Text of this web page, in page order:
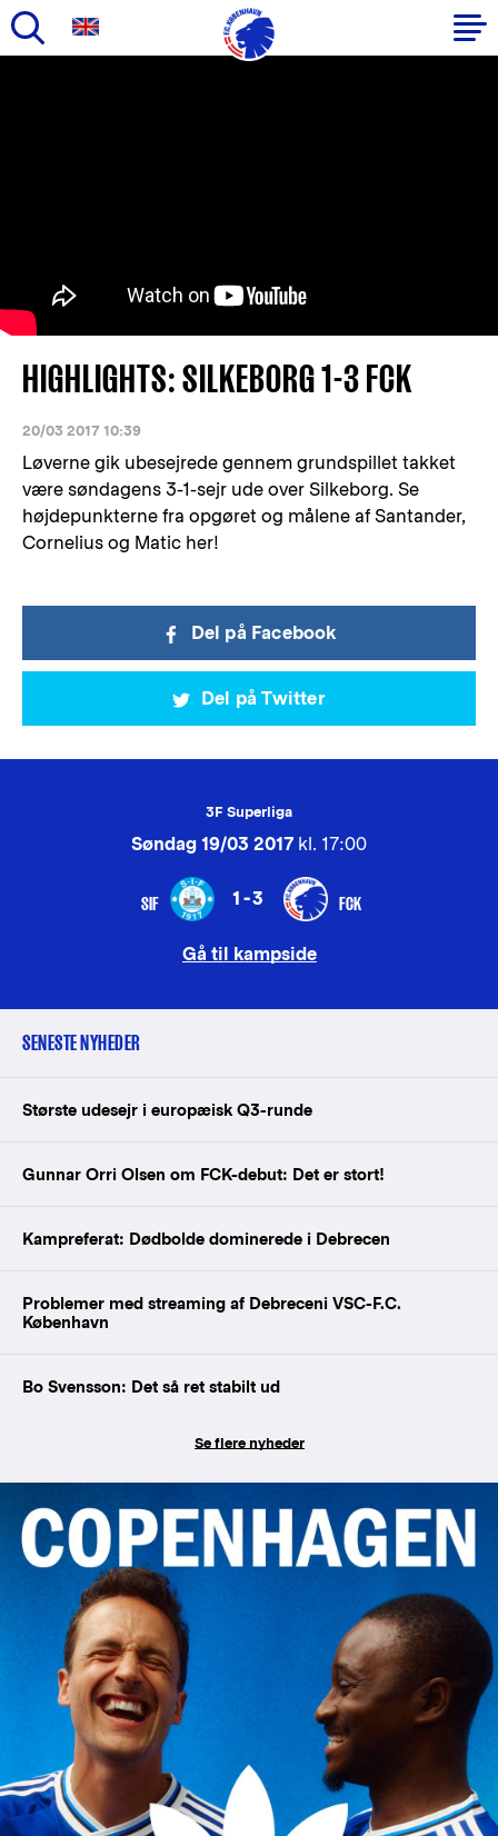
HIGHLIGHTS: SILKEBORG 1-3 FCK
20/03 2017 10:39
Løverne gik ubesejrede gennem grundspillet takket
være søndagens 3-1-sejr ude over Silkeborg. Se
højdepunkterne fra opgøret og målene af Santander,
Cornelius og Matic her!
Del på Facebook
Del på Twitter
3F Superliga
Søndag 19/03 2017 kl. 17:00
SIF 1-3 FCK
Gå til kampside
SENESTE NYHEDER
Største udesejr i europæisk Q3-runde
Gunnar Orri Olsen om FCK-debut: Det er stort!
Kampreferat: Dødbolde dominerede i Debrecen
Problemer med streaming af Debreceni VSC-F.C.
København
Bo Svensson: Det så ret stabilt ud
Se flere nyheder